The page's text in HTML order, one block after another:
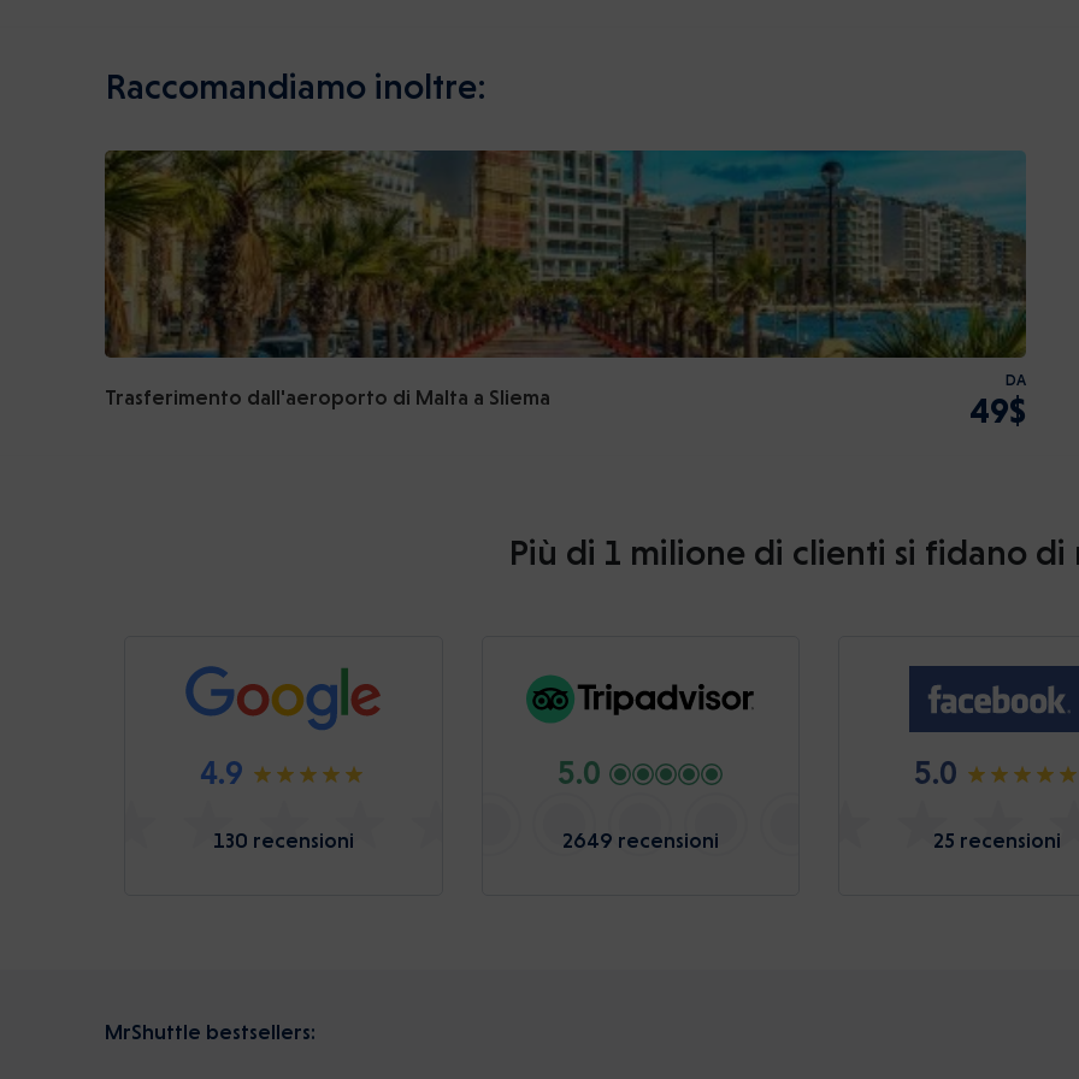
Raccomandiamo inoltre:
Trasferimento dall'aeroporto di Malta a Sliema
DA
49$
Più di 1 milione di clienti si fidano di
4.9
130 recensioni
5.0
2649 recensioni
5.0
25 recensioni
MrShuttle bestsellers: